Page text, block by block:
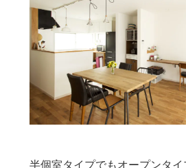
半個室タイプでもオープンタ